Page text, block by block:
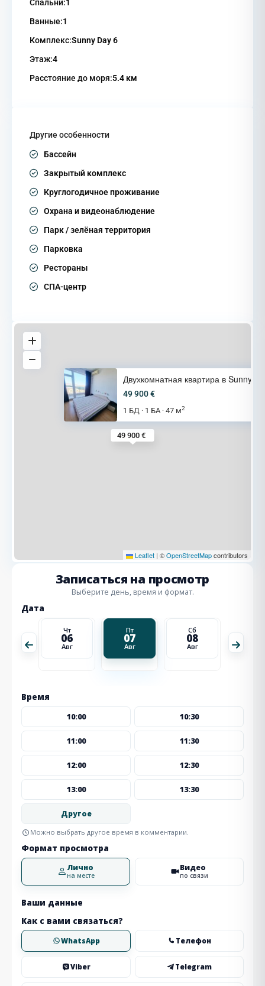
Спальни:1
Ванные:1
Комплекс:Sunny Day 6
Этаж:4
Расстояние до моря:5.4 км
Другие особенности
Бассейн
Закрытый комплекс
Круглогодичное проживание
Охрана и видеонаблюдение
Парк / зелёная территория
Парковка
Рестораны
СПА-центр
49 900 €
Двухкомнатная квартира в Sunny
49 900 €
1 БД · 1 БА · 47 м2
Leaflet | ©OpenStreetMapcontributors
Записаться на просмотр
Выберите день, время и формат.
Дата
Чт
06
Авг
Пт
07
Авг
Сб
08
Авг
Время
10:00 10:30
11:00 11:30
12:00 12:30
13:00 13:30
Другое
Можно выбрать другое время в комментарии.
Формат просмотра
Лично
на месте
Видео
по связи
Ваши данные
Как с вами связаться?
WhatsApp Телефон
Viber Telegram